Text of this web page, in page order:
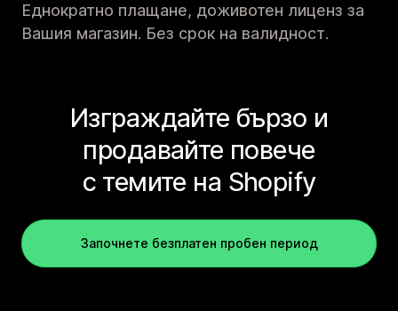
Еднократно плащане, доживотен лиценз за
Вашия магазин. Без срок на валидност.
Изграждайте бързо и
продавайте повече
с темите на Shopify
Започнете безплатен пробен период